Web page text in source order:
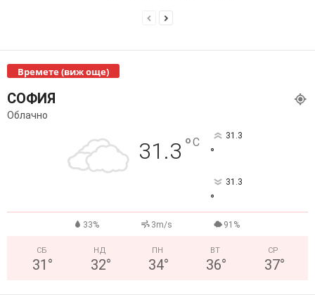
Времете (виж още)
СОФИЯ
Облачно
31.3 °C 31.3
°
31.3
°
33% 3m/s 91%
СБ
31 °
НД
32°
ПН
34°
ВТ
36°
СР
37°